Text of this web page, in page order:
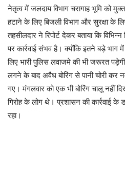
नेतृत्व में जलदाय विभाग चरागाह भूमि को
हटाने के लिए बिजली विभाग और सुरक्षा के
तहसीलदार ने रिपोर्ट देकर बताया कि
पर कार्रवाई संभव है। क्योंकि इतने बड़े भाग
लिए भारी पुलिस लवाजमे की भी जरूरत
लगने के बाद अवैध बोरिंग से पानी चोरी कर
गए। मंगलवार को एक भी बोरिंग चालू नहीं
गिरोह के लोग थे। प्रशासन की कार्रवाई के
रहा।